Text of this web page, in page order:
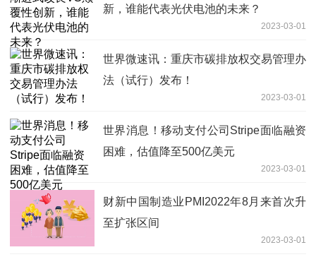
新，谁能代表光伏电池的未来？
2023-03-01
世界微速讯：重庆市碳排放权交易管理办
法（试行）发布！
2023-03-01
世界消息！移动支付公司Stripe面临融资
困难，估值降至500亿美元
2023-03-01
财新中国制造业PMI2022年8月来首次升
至扩张区间
2023-03-01